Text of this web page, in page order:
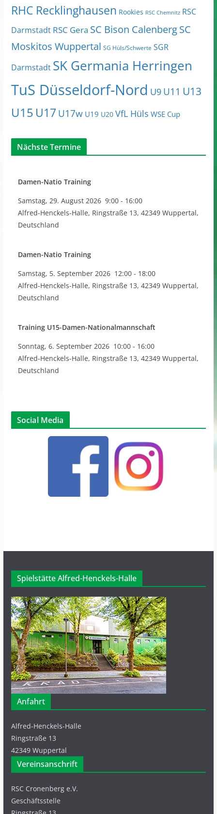
RHC Recklinghausen Rookies RSC Chemnitz RSC
Darmstadt RSC Gera SC Bison CalenbergSC
Moskitos Wuppertal SG Hüls/Schwerte SGR
Darmstadt SK Germania Herringen
TuS Düsseldorf-Nord U9 U11 U13
U15 U17 U17w U19 U20 VfL Hüls WSE Cup
Nächste Termine
Damen-Natio Training
Samstag, 29. August 2026 9:00- 16:00
Alfred-Henckels-Halle, Ringstraße 13, 42349 Wuppertal,
Deutschland
Damen-Natio Training
Samstag, 5. September 2026 12:00- 18:00
Alfred-Henckels-Halle, Ringstraße 13, 42349 Wuppertal,
Deutschland
Training U15-Damen-Nationalmannschaft
Sonntag, 6. September 2026 10:00- 16:00
Alfred-Henckels-Halle, Ringstraße 13, 42349 Wuppertal,
Deutschland
Social Media
Spielstätte Alfred-Henckels-Halle
Anfahrt
Alfred-Henckels-Halle
Ringstraße 13
42349 Wuppertal
Vereinsanschrift
RSC Cronenberg e.V.
Geschäftsstelle